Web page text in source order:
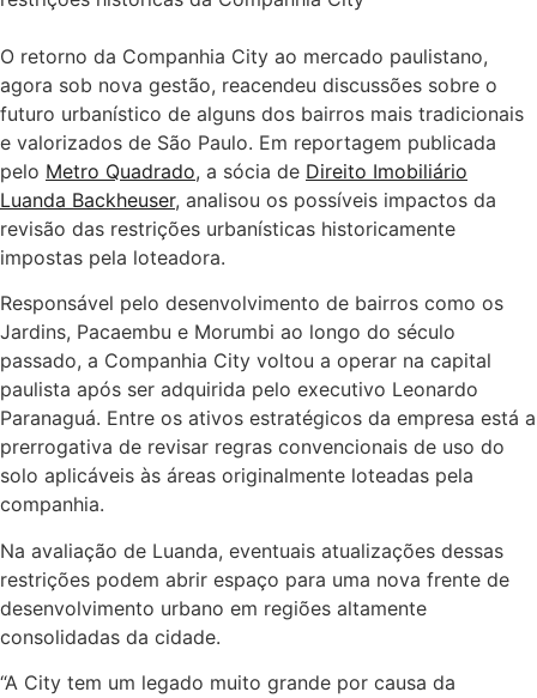
O retorno da Companhia City ao mercado paulistano,
agora sob nova gestão, reacendeu discussões sobre o
futuro urbanístico de alguns dos bairros mais tradicionais
e valorizados de São Paulo. Em reportagem publicada
pelo Metro Quadrado, a sócia de Direito Imobiliário
Luanda Backheuser, analisou os possíveis impactos da
revisão das restrições urbanísticas historicamente
impostas pela loteadora.
Responsável pelo desenvolvimento de bairros como os
Jardins, Pacaembu e Morumbi ao longo do século
passado, a Companhia City voltou a operar na capital
paulista após ser adquirida pelo executivo Leonardo
Paranaguá. Entre os ativos estratégicos da empresa está a
prerrogativa de revisar regras convencionais de uso do
solo aplicáveis às áreas originalmente loteadas pela
companhia.
Na avaliação de Luanda, eventuais atualizações dessas
restrições podem abrir espaço para uma nova frente de
desenvolvimento urbano em regiões altamente
consolidadas da cidade.
“A City tem um legado muito grande por causa da